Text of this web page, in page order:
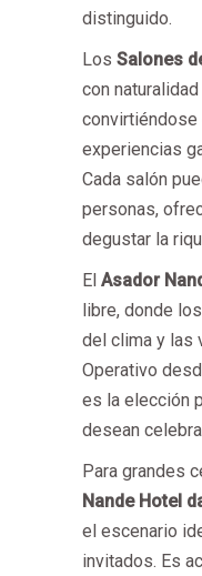
distinguido.
Los Salones
con
convirtiéndose
experiencias
Cada salón
personas,
degustar la
El Asador
libre, donde
del clima y las
Operativo
es la elección
desean
Para grandes
Nande Hotel
el escenario
invitados. Es